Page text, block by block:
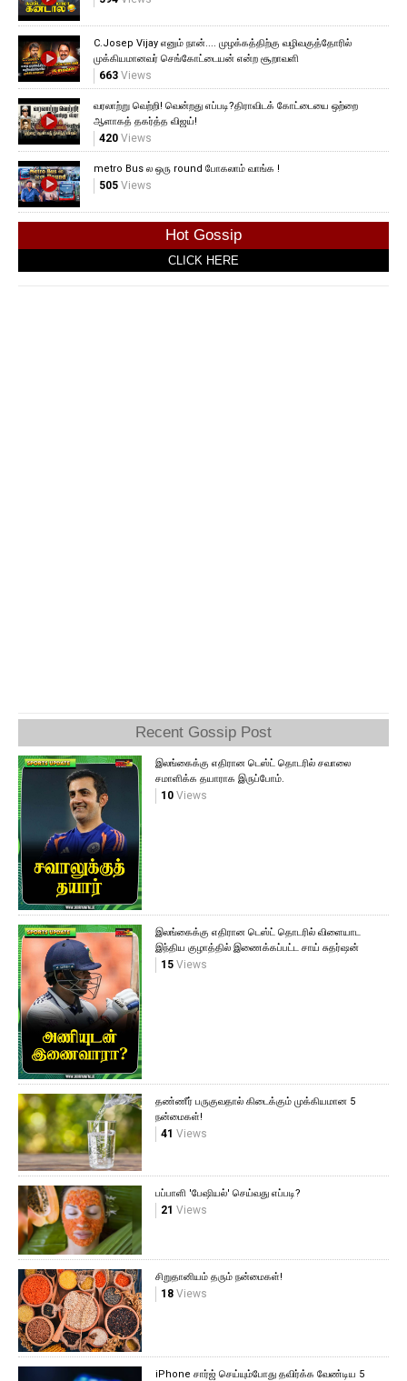
C.Josep Vijay எனும் நான்.... முழக்கத்திற்கு வழிவகுத்தோரில்
முக்கியமானவர் செங்கோட்டையன் என்ற சூறாவளி
663Views
வரலாற்று வெற்றி! வென்றது எப்படி?திராவிடக் கோட்டையை ஒற்றை
ஆளாகத் தகர்த்த விஜய்!
420Views
metro Bus ல ஒரு round போகலாம் வாங்க !
505Views
Hot Gossip
CLICK HERE
Recent Gossip Post
இலங்கைக்கு எதிரான டெஸ்ட் தொடரில் சவாலை
சமாளிக்க தயாராக இருப்போம்.
10Views
இலங்கைக்கு எதிரான டெஸ்ட் தொடரில் விளையாட
இந்திய குழாத்தில் இணைக்கப்பட்ட சாய் சுதர்ஷன்
15Views
தண்ணீர் பருகுவதால் கிடைக்கும் முக்கியமான 5
நன்மைகள்!
41 Views
பப்பாளி 'பேஷியல்' செய்வது எப்படி?
21 Views
சிறுதானியம் தரும் நன்மைகள்!
18Views
iPhone சார்ஜ் செய்யும்போது தவிர்க்க வேண்டிய 5